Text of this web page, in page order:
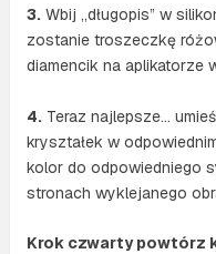
3.Wbij „długopis” w
zostanie troszeczkę
diamencik na aplikatorze
4. Teraz najlepsze…
kryształek w
kolor do odpowiedniego
stronach wyklejanego
Krok czwarty powtórz